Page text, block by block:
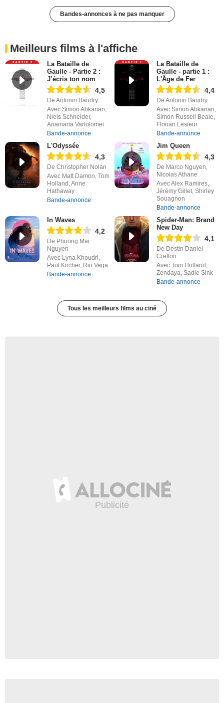
Bandes-annonces à ne pas manquer
Meilleurs films à l'affiche
La Bataille de
Gaulle - Partie 2 :
J’écris ton nom
4,5
De Antonin Baudry
Avec Simon Abkarian,
Niels Schneider,
Anamaria Vartolomei
Bande-annonce
La Bataille de
Gaulle - partie 1 :
L'Âge de Fer
4,4
De Antonin Baudry
Avec Simon Abkarian,
Simon Russell Beale,
Florian Lesieur
Bande-annonce
L'Odyssée
4,3
De Christopher Nolan
Avec Matt Damon, Tom
Holland, Anne
Hathaway
Bande-annonce
Jim Queen
4,3
De Marco Nguyen,
Nicolas Athane
Avec Alex Ramires,
Jérémy Gillet, Shirley
Souagnon
Bande-annonce
In Waves
4,2
De Phuong Mai
Nguyen
Avec Lyna Khoudri,
Paul Kircher, Rio Vega
Bande-annonce
Spider-Man: Brand
New Day
4,1
De Destin Daniel
Cretton
Avec Tom Holland,
Zendaya, Sadie Sink
Bande-annonce
Tous les meilleurs films au ciné